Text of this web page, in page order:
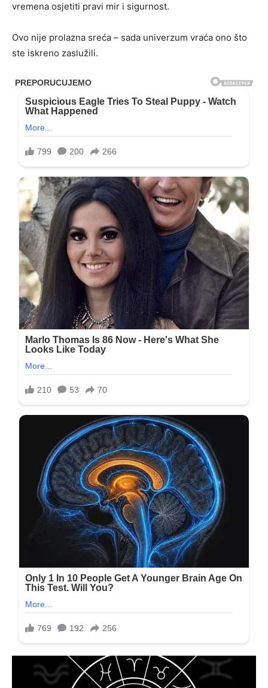
vremena osjetiti pravi mir i sigurnost.
Ovo nije prolazna sreća – sada univerzum vraća ono što
ste iskreno zaslužili.